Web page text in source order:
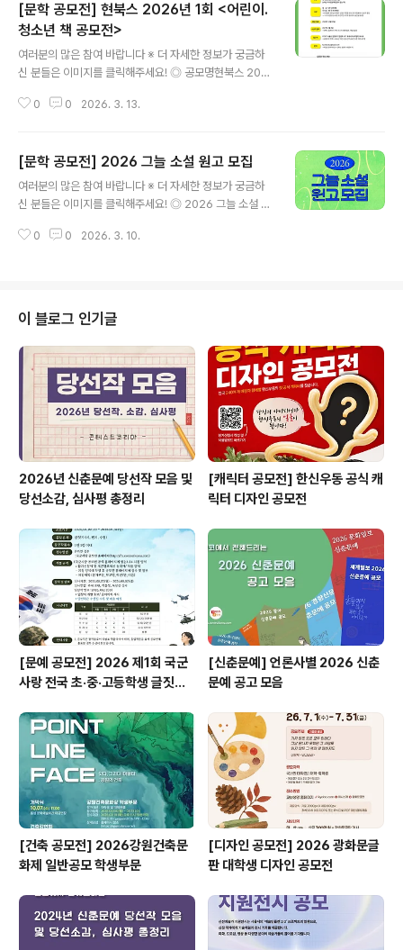
[문학 공모전] 현북스 2026년 1회 <어린이.
청소년 책 공모전>
여러분의 많은 참여 바랍니다 ※ 더 자세한 정보가 궁금하
신 분들은 이미지를 클릭해주세요! ◎ 공모명현북스 202
5세 어린이. 청소년 ◎ 부분역사동화[청소년소설 포함]창
원 ◎ 응모마감2026년 12월 31일 까지 ◎ 수상작 발표2
027년 4월 5일*현북스 홈페이지, 카페, 인스타그램에 발
표, 개별 통보함 ◎ 접수처우편접수: 07207 서울시 영등
북스 2026년 어린이.청소년책 공모전부문 이름 표기응모
0 0 2026. 3. 13.
[문학 공모전] 2026 그늘 소설 원고 모집
여러분의 많은 참여 바랍니다 ※ 더 자세한 정보가 궁금하
신 분들은 이미지를 클릭해주세요! ◎ 2026 그늘 소설 원
복잡한 세상사를 잠시 잊게 만드는 흡입력 넘치는 이야기,
고 불가능)◾ 200자 원고지 80매 내외 단편소설 (3편) /
접수신청서 및 자기확인서◾ 200자 원고지 300매 내외
중단편 소설 (1편) / 접수신청서 및 자기확인서 / 시놉시스
(전체적인 줄거리)◽ SF, 호러, 스릴러, 미스터리, 순수문학,
로맨스, 판타지 등 전 장르 투고 가능 * 제출방식- 접..
0 0 2026. 3. 10.
이 블로그 인기글
2026년 신춘문예 당선작 모음 및
당선소감, 심사평 총정리
[캐릭터 공모전] 한신우동 공식 캐
릭터 디자인 공모전
[문예 공모전] 2026 제1회 국군
사랑 전국 초·중·고등학생 글짓기
[신춘문예] 언론사별 2026 신춘
문예 공고 모음
[건축 공모전] 2026강원건축문
화제 일반공모 학생부문
[디자인 공모전] 2026 광화문글
판 대학생 디자인 공모전